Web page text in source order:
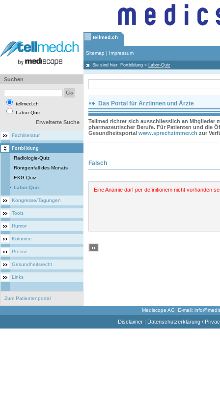
tellmed.ch
Sitemap | Impressum
Sie sind hier: Fortbildung » Labor-Quiz
Suchen
tellmed.ch
Labor-Quiz
Erweiterte Suche
Fachliteratur
Fortbildung
Radiologie-Quiz
Röntgenfall des Monats
EKG-Quiz
Labor-Quiz
Kongresse/Tagungen
Tools
Humor
Kolumne
Presse
Gesundheitsrecht
Links
Zum Patientenportal
Das Portal für Ärztinnen und Ärzte
Tellmed richtet sich ausschliesslich an Mitglieder
pharmazeutischer Berufe. Für Patienten und die
Gesundheitsportal www.sprechzimmer.ch zur
Falsch
Eine Anämie darf per definitionem nicht vorhanden
Mediscope AG E-mail:
Disclaimer| Datenschutzerklärung /